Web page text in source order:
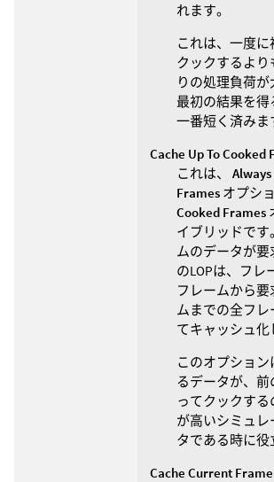
れます。
これは、一度
クックするよ
りの処理負荷が
最初の結果を
一番短く済みま
Cache Up To Cooked
これは、 Always
Frames オプシ
Cooked Frames
イブリッドです
ムのデータが要
のLOPは、フレ
フレームから
ムまでの全フ
てキャッシュ化
このオプショ
るデータが、
ってクックす
が高いシミュ
タである時に役
Cache Current